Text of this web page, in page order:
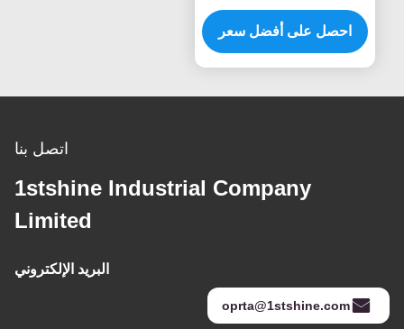
قابلة للطي خفيفة 6 سرعات
DC غطاء محرك قفص
مروحة سقف
احصل على أفضل سعر
اتصل بنا
1stshine Industrial Company
Limited
البريد الإلكتروني
oprta@1stshine.com